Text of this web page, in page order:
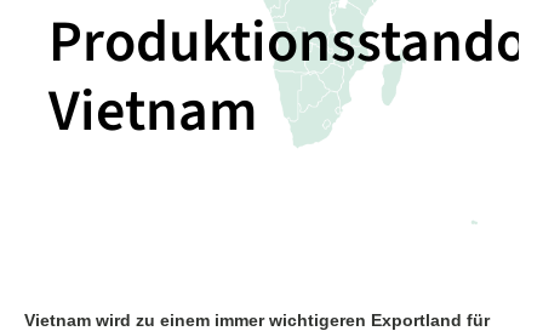
Vietnam
Vietnam wird zu einem immer wichtigeren Exportland für